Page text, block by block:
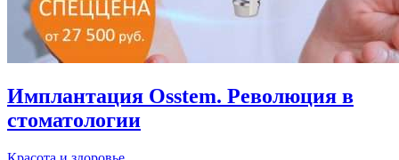
Имплантация Osstem. Революция в
стоматологии